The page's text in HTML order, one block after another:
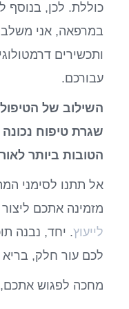
כוללת. לכן, בנוסף
במרפאה, אני
ותכשירים
עבורכם.
השילוב של
שגרת טיפוח
הטובות ביותר
אל תתנו לסימני
מזמינה אתכם
לייעוץ. יחד, נבנה
לכם עור חלק, בריא
מחכה לפגוש אתכם,